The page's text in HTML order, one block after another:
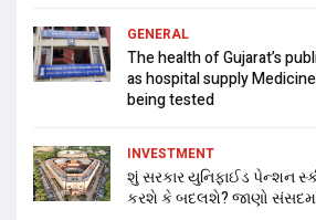
GENERAL
The health of Gujarat’s
as hospital supply
being tested
INVESTMENT
શું સરકાર યુનિફાઈડ પેન્શન
કરશે કે બદલશે? જાણો